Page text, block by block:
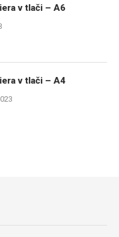
v tlači – A6
v tlači – A4